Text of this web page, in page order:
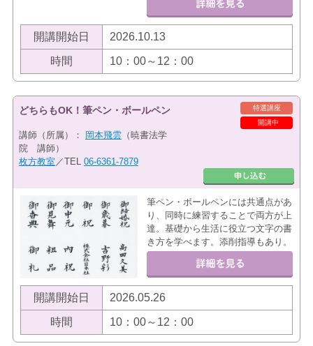
開講開始日 2026.10.13
時間 10：00～12：00
特選講座
開講中
どちらもOK！筆ペン・ボールペン
講師（所属）： 岡本飛雲（暁書法学
院 講師）
枚方教室 ／TEL 06-6361-7879
筆ペン・ボールペンには共通点があ
り、同時に練習することで両方が上
達。基礎から生活に役立つ文字の書
き方を学べます。添削指導もあり。
開講開始日 2026.05.26
時間 10：00～12：00